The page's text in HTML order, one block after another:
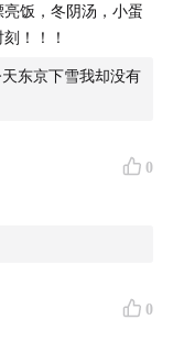
Tore
wheel that day
here
饭，冬阴汤，小蛋
！！！
东京下雪我却没有
0
0